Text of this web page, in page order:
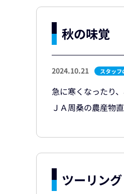
秋の味覚
2024.10.21 スタッフ
急に寒くなったり
ＪＡ周桑の農産物
ツーリング